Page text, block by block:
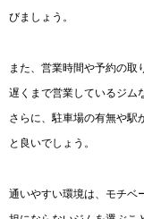
びましょう。
また、営業時間や予約の取
遅くまで営業しているジム
さらに、駐車場の有無や駅
と良いでしょう。
通いやすい環境は、モチベ